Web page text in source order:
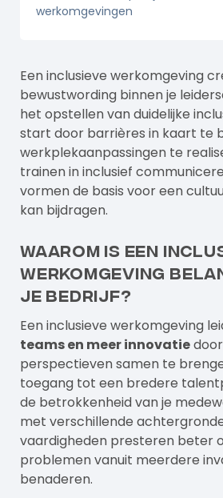
werkomgevingen
Een inclusieve werkomgeving
bewustwording binnen je
het opstellen van duidelijke
start door barrières in kaart te
werkplekaanpassingen te
trainen in inclusief
vormen de basis voor een
kan bijdragen.
Waarom is een
werkomgeving
je bedrijf?
Een inclusieve werkomgeving
teams en meer innovatie
perspectieven samen te
toegang tot een bredere
de betrokkenheid van je
met verschillende
vaardigheden presteren beter
problemen vanuit meerdere
benaderen.